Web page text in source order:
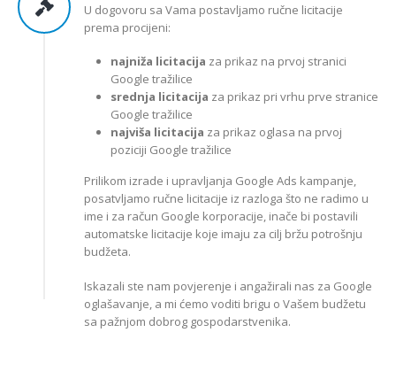
U dogovoru sa Vama postavljamo ručne licitacije
prema procijeni:
najniža licitacija za prikaz na prvoj stranici
Google tražilice
srednja licitacija za prikaz pri vrhu prve stranice
Google tražilice
najviša licitacija za prikaz oglasa na prvoj
poziciji Google tražilice
Prilikom izrade i upravljanja Google Ads kampanje,
posatvljamo ručne licitacije iz razloga što ne radimo u
ime i za račun Google korporacije, inače bi postavili
automatske licitacije koje imaju za cilj bržu potrošnju
budžeta.
Iskazali ste nam povjerenje i angažirali nas za Google
oglašavanje, a mi ćemo voditi brigu o Vašem budžetu
sa pažnjom dobrog gospodarstvenika.